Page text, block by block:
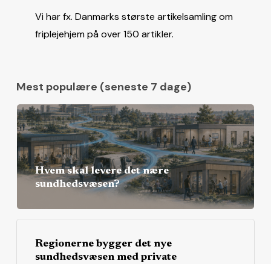
Vi har fx. Danmarks største artikelsamling om
friplejehjem på over 150 artikler.
Mest populære (seneste 7 dage)
Hvem skal levere det nære
sundhedsvæsen?
Regionerne bygger det nye
sundhedsvæsen med private